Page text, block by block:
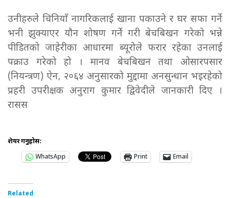
उनीहरुले चिनियाँ नागरिकलाई खाना पकाउने र घर सफा गर्ने
भनी झुक्याएर यौन शोषण गर्ने गरी बेचबिखन गरेको भन्ने
पीडितको जाहेरीका आधारमा ब्यूरोले फरार रहेका उनलाई
पक्राउ गरेको हो । मानव बेचबिखन तथा ओसारपसार
(नियन्त्रण) ऐन, २०६४ अनुसारको मुद्दामा अनसुन्धान भइरहेको
प्रहरी उपरीक्षक अनुराग कुमार द्विवेदीले जानकारी दिए ।
रासस
शेयर गर्नुहोस:
WhatsApp
Print Email
Related